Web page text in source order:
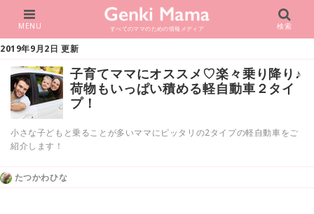
すべてのママのための情報メディア
MENU 検索
2019年9月2日 更新
子育てママにオススメ♡楽々乗り降り♪
荷物もいっぱい積める軽自動車２タイ
プ！
小さな子どもと乗ることが多いママにピッタリの2タイプの軽自動車をご
紹介します！
たつかわひな